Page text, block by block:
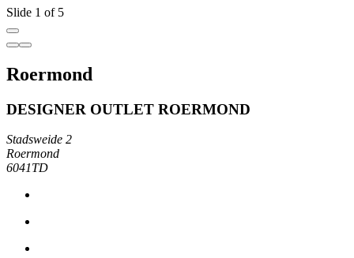
Slide 1 of 5
Roermond
DESIGNER OUTLET ROERMOND
Stadsweide 2
Roermond
6041TD